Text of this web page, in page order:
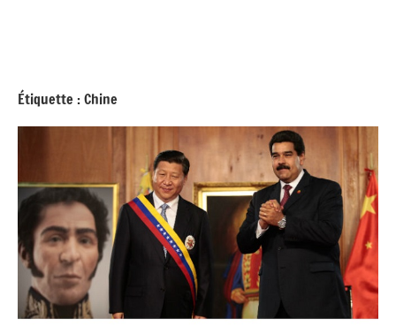
Étiquette :Chine